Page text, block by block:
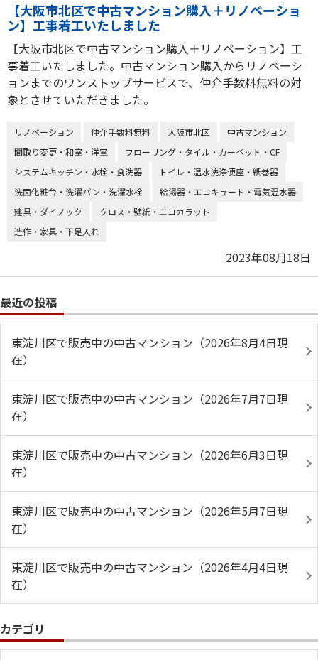
【大阪市北区で中古マンション購入＋リノベーショ
ン】工事着工いたしました
【大阪市北区で中古マンション購入＋リノベーション】工
事着工いたしました。中古マンション購入からリノベーシ
ョンまでのワンストップサービスで、仲介手数料無料の対
象とさせていただきました。
リノベーション 仲介手数料無料 大阪市北区
中古マンション
間取り変更・和室・洋室
フローリング・タイル・カーペット・CF
システムキッチン・水栓・食洗器
トイレ・温水洗浄便座・紙巻器
洗面化粧台・洗濯パン・洗濯水栓
給湯器・エコキュート・電気温水器
建具・ダイノック
クロス・壁紙・エコカラット
造作・家具・下足入れ
2023年08月18日
最近の投稿
東淀川区で販売中の中古マンション（2026年8月4日現
在）
東淀川区で販売中の中古マンション（2026年7月7日現
在）
東淀川区で販売中の中古マンション（2026年6月3日現
在）
東淀川区で販売中の中古マンション（2026年5月7日現
在）
東淀川区で販売中の中古マンション（2026年4月4日現
在）
カテゴリ